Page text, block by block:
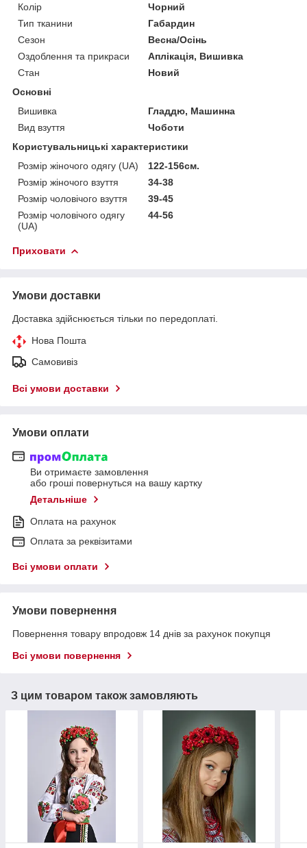
Колір
Чорний
Тип тканини
Габардин
Сезон
Весна/Осінь
Оздоблення та прикраси
Аплікація, Вишивка
Стан
Новий
Основні
Вишивка
Гладдю, Машинна
Вид взуття
Чоботи
Користувальницькі характеристики
Розмір жіночого одягу (UA)
122-156см.
Розмір жіночого взуття
34-38
Розмір чоловічого взуття
39-45
Розмір чоловічого одягу
(UA)
44-56
Приховати
Умови доставки
Доставка здійснюється тільки по передоплаті.
Нова Пошта
Самовивіз
Всі умови доставки
Умови оплати
Ви отримаєте замовлення
або гроші повернуться на вашу картку
Детальніше
Оплата на рахунок
Оплата за реквізитами
Всі умови оплати
Умови повернення
Повернення товару впродовж 14 днів за рахунок покупця
Всі умови повернення
З цим товаром також замовляють